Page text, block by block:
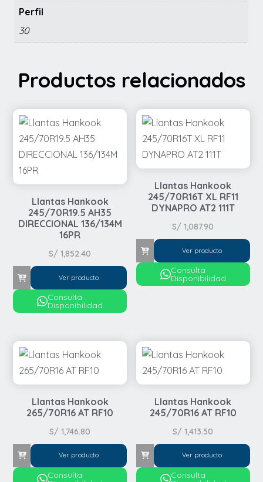
Perfil
30
Productos relacionados
Llantas Hankook
245/70R19.5 AH35
DIRECCIONAL 136/134M
16PR
S/ 1,852.40
Ver producto
Consulta
Disponibilidad
Llantas Hankook
245/70R16T XL RF11
DYNAPRO AT2 111T
S/ 1,087.90
Ver producto
Consulta
Disponibilidad
Llantas Hankook
265/70R16 AT RF10
S/ 1,746.80
Ver producto
Consulta
Llantas Hankook
245/70R16 AT RF10
S/ 1,413.50
Ver producto
Consulta